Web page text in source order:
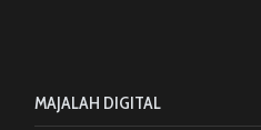
MAJALAH DIGITAL